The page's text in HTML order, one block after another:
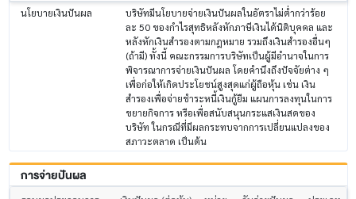
นโยบายเงินปันผล
บริษัทมีนโยบายจ่ายเงินปันผลในอัตราไม่ต่ำกว่าร้อย
ละ 50 ของกำไรสุทธิหลังหักภาษีเงินได้นิติบุคคล และ
หลังหักเงินสำรองตามกฎหมาย รวมถึงเงินสำรองอื่นๆ
(ถ้ามี) ทั้งนี้ คณะกรรมการบริษัทเป็นผู้มีอำนาจในการ
พิจารณาการจ่ายเงินปันผล โดยคำนึงถึงปัจจัยต่าง ๆ
เพื่อก่อให้เกิดประโยชน์สูงสุดแก่ผู้ถือหุ้น เช่น เงิน
สำรองเพื่อจ่ายชำระหนี้เงินกู้ยืม แผนการลงทุนในการ
ขยายกิจการ หรือเพื่อสนับสนุนกระแสเงินสดของ
บริษัท ในกรณีที่มีผลกระทบจากการเปลี่ยนแปลงของ
สภาวะตลาด เป็นต้น
การจ่ายปันผล